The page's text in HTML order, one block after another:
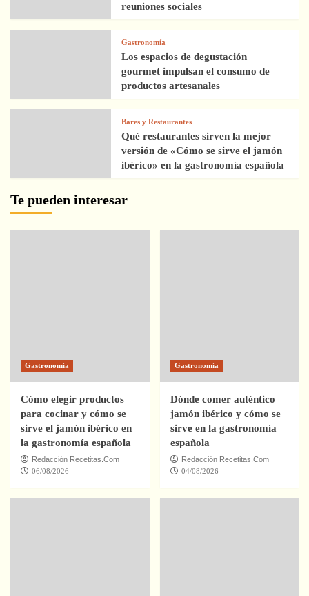
reuniones sociales
Gastronomía
Los espacios de degustación
gourmet impulsan el consumo de
productos artesanales
Bares y Restaurantes
Qué restaurantes sirven la mejor
versión de «Cómo se sirve el jamón
ibérico» en la gastronomía española
Te pueden interesar
Gastronomía
Cómo elegir productos
para cocinar y cómo se
sirve el jamón ibérico en
la gastronomía española
Redacción Recetitas.Com
06/08/2026
Gastronomía
Dónde comer auténtico
jamón ibérico y cómo se
sirve en la gastronomía
española
Redacción Recetitas.Com
04/08/2026